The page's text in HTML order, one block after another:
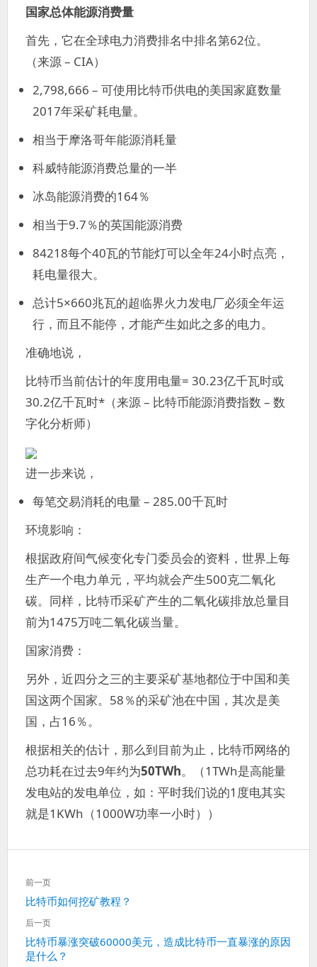
国家总体能源消费量
首先，它在全球电力消费排名中排名第62位。
（来源 – CIA）
2,798,666 – 可使用比特币供电的美国家庭数量
2017年采矿耗电量。
相当于摩洛哥年能源消耗量
科威特能源消费总量的一半
冰岛能源消费的164％
相当于9.7％的英国能源消费
84218每个40瓦的节能灯可以全年24小时点亮，
耗电量很大。
总计5×660兆瓦的超临界火力发电厂必须全年运
行，而且不能停，才能产生如此之多的电力。
准确地说，
比特币当前估计的年度用电量= 30.23亿千瓦时或
30.2亿千瓦时*（来源 – 比特币能源消费指数 – 数
字化分析师）
进一步来说，
每笔交易消耗的电量 – 285.00千瓦时
环境影响：
根据政府间气候变化专门委员会的资料，世界上每
生产一个电力单元，平均就会产生500克二氧化
碳。同样，比特币采矿产生的二氧化碳排放总量目
前为1475万吨二氧化碳当量。
国家消费：
另外，近四分之三的主要采矿基地都位于中国和美
国这两个国家。58％的采矿池在中国，其次是美
国，占16％。
根据相关的估计，那么到目前为止，比特币网络的
总功耗在过去9年约为50TWh。（1TWh是高能量
发电站的发电单位，如：平时我们说的1度电其实
就是1KWh（1000W功率一小时））
文
章
导
航
前一页
上
一
比特币如何挖矿教程？
后一页
下
一
比特币暴涨突破60000美元，造成比特币一直暴涨的原因
是什么？